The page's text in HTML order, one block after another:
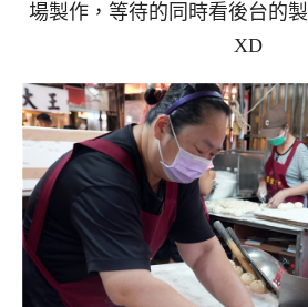
場製作，等待的同時看後台的
XD